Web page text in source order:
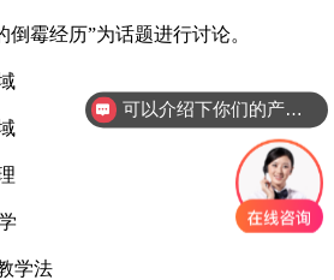
倒霉经历”为话题进行讨论。
学法
可以介绍下你们的产品么？